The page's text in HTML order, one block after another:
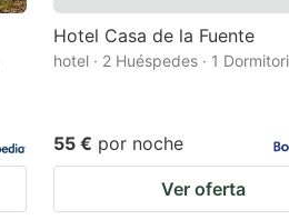
Hotel Casa de la Fuente
hotel · 2 Huéspedes · 1
55 € por noche
Ver oferta